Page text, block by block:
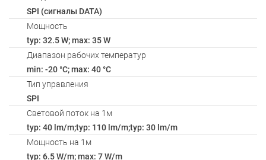
SPI (сигналы DATA)
Мощность
typ: 32.5 W; max: 35 W
Диапазон рабочих температур
min: -20 °C; max: 40 °C
Тип управления
SPI
Световой поток на 1м
typ: 40 lm/m;typ: 110 lm/m;typ: 30 lm/m
Мощность на 1м
typ: 6.5 W/m; max: 7 W/m